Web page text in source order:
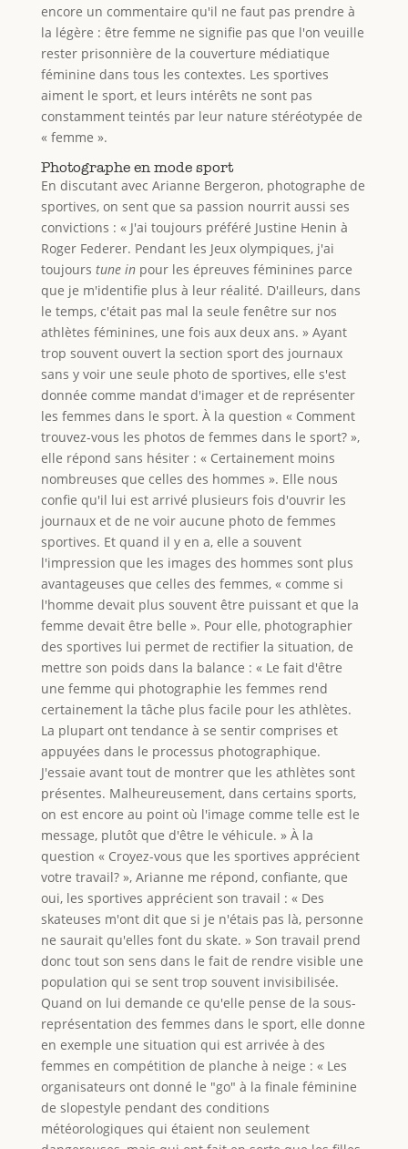
encore un commentaire qu'il ne faut pas prendre à
la légère : être femme ne signifie pas que l'on veuille
rester prisonnière de la couverture médiatique
féminine dans tous les contextes. Les sportives
aiment le sport, et leurs intérêts ne sont pas
constamment teintés par leur nature stéréotypée de
« femme ».
Photographe en mode sport
En discutant avec Arianne Bergeron, photographe de
sportives, on sent que sa passion nourrit aussi ses
convictions : « J'ai toujours préféré Justine Henin à
Roger Federer. Pendant les Jeux olympiques, j'ai
toujours tune inpour les épreuves féminines parce
que je m'identifie plus à leur réalité. D'ailleurs, dans
le temps, c'était pas mal la seule fenêtre sur nos
athlètes féminines, une fois aux deux ans. » Ayant
trop souvent ouvert la section sport des journaux
sans y voir une seule photo de sportives, elle s'est
donnée comme mandat d'imager et de représenter
les femmes dans le sport. À la question « Comment
trouvez-vous les photos de femmes dans le sport? »,
elle répond sans hésiter : « Certainement moins
nombreuses que celles des hommes ». Elle nous
confie qu'il lui est arrivé plusieurs fois d'ouvrir les
journaux et de ne voir aucune photo de femmes
sportives. Et quand il y en a, elle a souvent
l'impression que les images des hommes sont plus
avantageuses que celles des femmes, « comme si
l'homme devait plus souvent être puissant et que la
femme devait être belle ». Pour elle, photographier
des sportives lui permet de rectifier la situation, de
mettre son poids dans la balance : « Le fait d'être
une femme qui photographie les femmes rend
certainement la tâche plus facile pour les athlètes.
La plupart ont tendance à se sentir comprises et
appuyées dans le processus photographique.
J'essaie avant tout de montrer que les athlètes sont
présentes. Malheureusement, dans certains sports,
on est encore au point où l'image comme telle est le
message, plutôt que d'être le véhicule. » À la
question « Croyez-vous que les sportives apprécient
votre travail? », Arianne me répond, confiante, que
oui, les sportives apprécient son travail : « Des
skateuses m'ont dit que si je n'étais pas là, personne
ne saurait qu'elles font du skate. » Son travail prend
donc tout son sens dans le fait de rendre visible une
population qui se sent trop souvent invisibilisée.
Quand on lui demande ce qu'elle pense de la sous-
représentation des femmes dans le sport, elle donne
en exemple une situation qui est arrivée à des
femmes en compétition de planche à neige : « Les
organisateurs ont donné le "go" à la finale féminine
de slopestyle pendant des conditions
météorologiques qui étaient non seulement